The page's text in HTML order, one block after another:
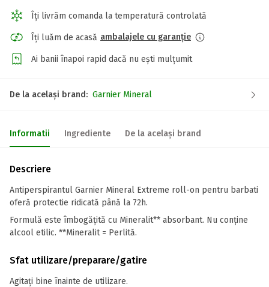
Îți livrăm comanda la temperatură controlată
Îți luăm de acasă ambalajele cu garanție
Ai banii înapoi rapid dacă nu ești mulțumit
De la același brand: Garnier Mineral
Informatii Ingrediente De la același brand
Descriere
Antiperspirantul Garnier Mineral Extreme roll-on pentru barbati
oferă protectie ridicată până la 72h.
Formulă este îmbogățită cu Mineralit** absorbant. Nu conține
alcool etilic. **Mineralit = Perlită.
Sfat utilizare/preparare/gatire
Agitați bine înainte de utilizare.